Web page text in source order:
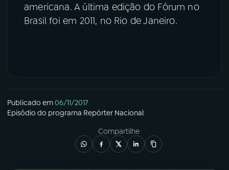
americana. A última edição do Fórum no
Brasil foi em 2011, no Rio de Janeiro.
Publicado em06/11/2017
Episódio do programa Repórter Nacional
Compartilhe